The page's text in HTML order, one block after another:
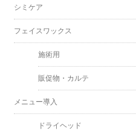
シミケア
フェイスワックス
施術用
販促物・カルテ
メニュー導入
ドライヘッド